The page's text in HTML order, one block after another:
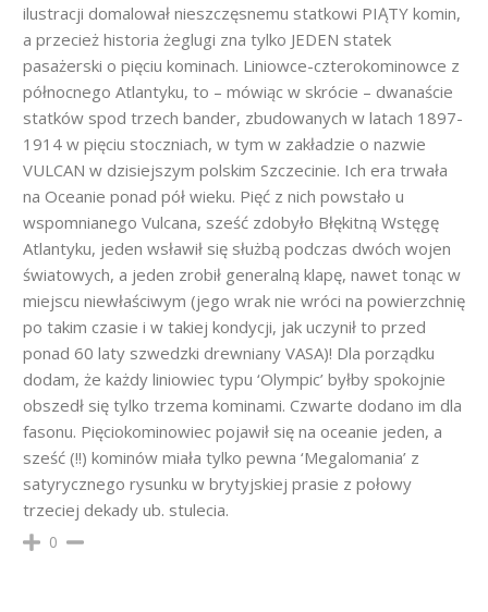
ilustracji domalował nieszczęsnemu statkowi PIĄTY komin,
a przecież historia żeglugi zna tylko JEDEN statek
pasażerski o pięciu kominach. Liniowce-czterokominowce z
północnego Atlantyku, to – mówiąc w skrócie – dwanaście
statków spod trzech bander, zbudowanych w latach 1897-
1914 w pięciu stoczniach, w tym w zakładzie o nazwie
VULCAN w dzisiejszym polskim Szczecinie. Ich era trwała
na Oceanie ponad pół wieku. Pięć z nich powstało u
wspomnianego Vulcana, sześć zdobyło Błękitną Wstęgę
Atlantyku, jeden wsławił się służbą podczas dwóch wojen
światowych, a jeden zrobił generalną klapę, nawet tonąc w
miejscu niewłaściwym (jego wrak nie wróci na powierzchnię
po takim czasie i w takiej kondycji, jak uczynił to przed
ponad 60 laty szwedzki drewniany VASA)! Dla porządku
dodam, że każdy liniowiec typu ‘Olympic’ byłby spokojnie
obszedł się tylko trzema kominami. Czwarte dodano im dla
fasonu. Pięciokominowiec pojawił się na oceanie jeden, a
sześć (!!) kominów miała tylko pewna ‘Megalomania’ z
satyrycznego rysunku w brytyjskiej prasie z połowy
trzeciej dekady ub. stulecia.
0